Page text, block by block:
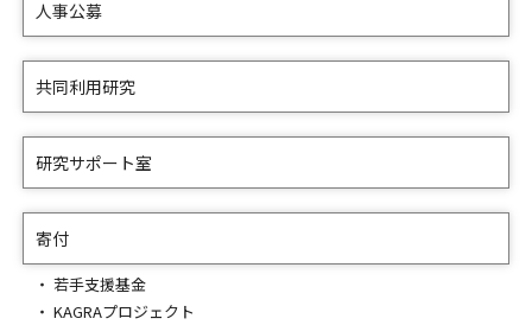
人事公募
共同利用研究
研究サポート室
寄付
若手支援基金
KAGRAプロジェクト